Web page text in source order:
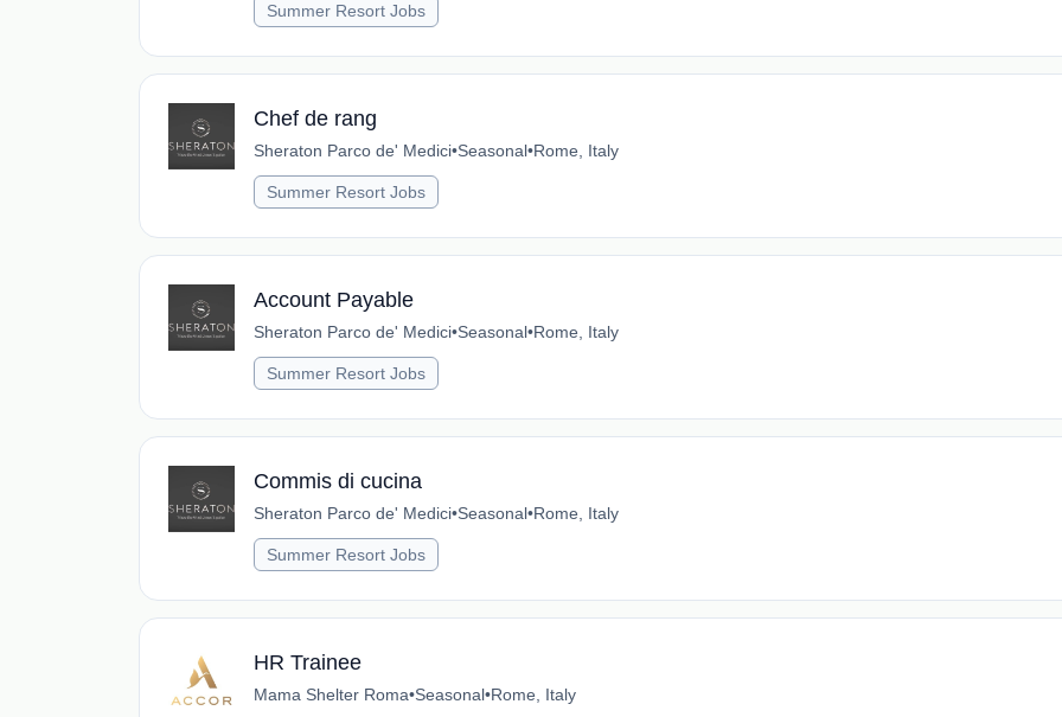
Summer Resort Jobs
Chef de rang
Sheraton Parco de' Medici•Seasonal•Rome, Italy
Summer Resort Jobs
Account Payable
Sheraton Parco de' Medici•Seasonal•Rome, Italy
Summer Resort Jobs
Commis di cucina
Sheraton Parco de' Medici•Seasonal•Rome, Italy
Summer Resort Jobs
HR Trainee
Mama Shelter Roma•Seasonal•Rome, Italy